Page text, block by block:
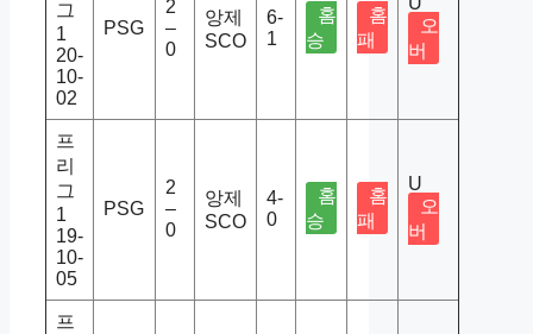
그
1
20-
10-
02
PSG
2
–
0
앙제
SCO
6-
1
홈
승
홈
패
오
버
프
리
그
1
19-
10-
05
PSG
2
–
0
앙제
SCO
4-
0
홈
승
홈
패
U
오
버
프